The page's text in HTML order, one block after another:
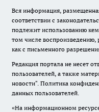
Вся информация,
соответствии с
подлежит использованию
том числе воспроизведению,
как с письменного
Редакция портала не несет
пользователей, а также
новости". Политика
данных пользователей.
«На информационном